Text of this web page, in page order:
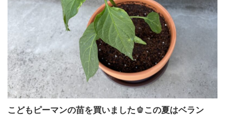
こどもピーマンの苗を買いました🫑この夏はベラン